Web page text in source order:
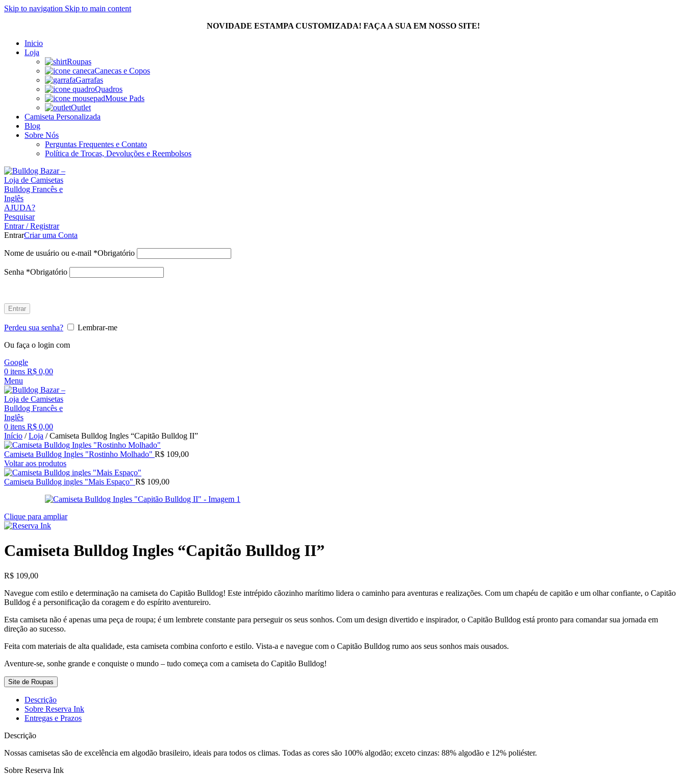
Skip to navigation Skip to main content
NOVIDADE ESTAMPA CUSTOMIZADA! FAÇA A SUA EM NOSSO SITE!
Inicio
Loja
Roupas
Canecas e Copos
Garrafas
Quadros
Mouse Pads
Outlet
Camiseta Personalizada
Blog
Sobre Nós
Perguntas Frequentes e Contato
Política de Trocas, Devoluções e Reembolsos
AJUDA?
Pesquisar
Entrar / Registrar
EntrarCriar uma Conta
Nome de usuário ou e-mail *Obrigatório
Senha *Obrigatório
Entrar
Perdeu sua senha?
Lembrar-me
Ou faça o login com
Google
0 itens R$ 0,00
Menu
0 itens R$ 0,00
Início /Loja /Camiseta Bulldog Ingles “Capitão Bulldog II”
Camiseta Bulldog Ingles "Rostinho Molhado" R$ 109,00
Voltar aos produtos
Camiseta Bulldog ingles "Mais Espaço" R$ 109,00
Clique para ampliar
Camiseta Bulldog Ingles “Capitão Bulldog II”
R$ 109,00
Navegue com estilo e determinação na camiseta do Capitão Bulldog! Este intrépido cãozinho marítimo lidera o caminho para aventuras e realizações. Com um chapéu de capitão e um olhar confiante, o Capitão
Bulldog é a personificação da coragem e do espírito aventureiro.
Esta camiseta não é apenas uma peça de roupa; é um lembrete constante para perseguir os seus sonhos. Com um design divertido e inspirador, o Capitão Bulldog está pronto para comandar sua jornada em
direção ao sucesso.
Feita com materiais de alta qualidade, esta camiseta combina conforto e estilo. Vista-a e navegue com o Capitão Bulldog rumo aos seus sonhos mais ousados.
Aventure-se, sonhe grande e conquiste o mundo – tudo começa com a camiseta do Capitão Bulldog!
Site de Roupas
Descrição
Sobre Reserva Ink
Entregas e Prazos
Descrição
Nossas camisetas são de excelência em algodão brasileiro, ideais para todos os climas. Todas as cores são 100% algodão; exceto cinzas: 88% algodão e 12% poliéster.
Sobre Reserva Ink